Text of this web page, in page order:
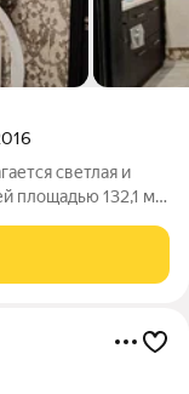
светлая и
площадью 132,1 м.